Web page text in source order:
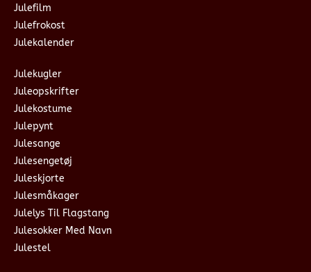
Julefilm
Julefrokost
Julekalender
Julekugler
Juleopskrifter
Julekostume
Julepynt
Julesange
Julesengetøj
Juleskjorte
Julesmåkager
Julelys Til Flagstang
Julesokker Med Navn
Julestel